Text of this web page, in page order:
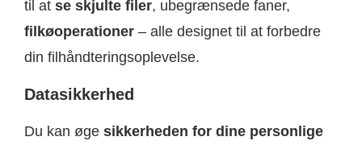
til at se skjulte filer, ubegrænsede faner,
filkøoperationer – alle designet til at forbedre
din filhåndteringsoplevelse.
Datasikkerhed
Du kan øge sikkerheden for dine personlige